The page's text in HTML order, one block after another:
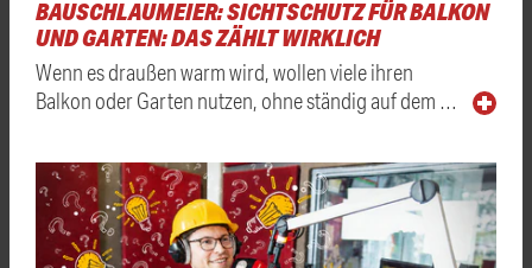
BAUSCHLAUMEIER: SICHTSCHUTZ FÜR BALKON
UND GARTEN: DAS ZÄHLT WIRKLICH
Wenn es draußen warm wird, wollen viele ihren
Balkon oder Garten nutzen, ohne ständig auf dem …